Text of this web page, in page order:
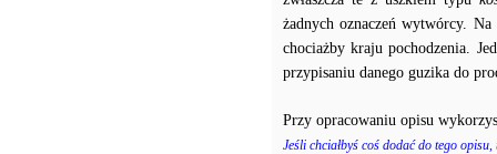
żadnych oznaczeń wytwórcy.
chociażby kraju pochodzenia.
przypisaniu danego guzika do
Przy opracowaniu opisu
Jeśli chciałbyś coś dodać do tego